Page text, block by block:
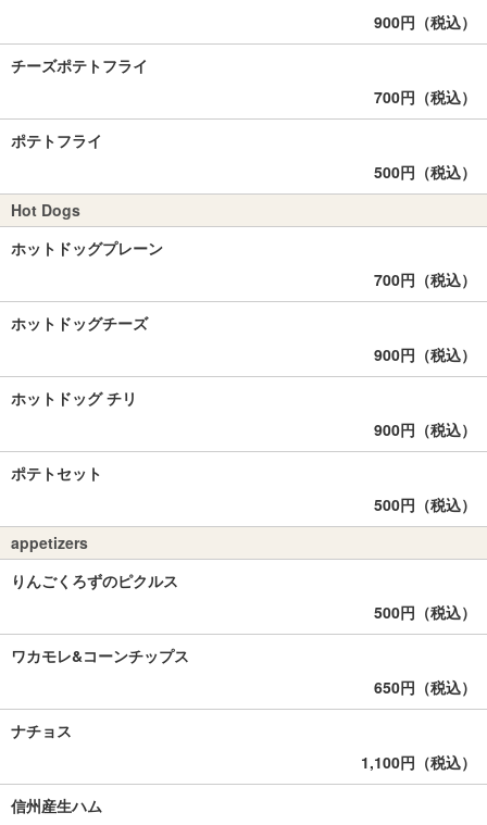
900円（税込）
チーズポテトフライ
700円（税込）
ポテトフライ
500円（税込）
Hot Dogs
ホットドッグプレーン
700円（税込）
ホットドッグチーズ
900円（税込）
ホットドッグ チリ
900円（税込）
ポテトセット
500円（税込）
appetizers
りんごくろずのピクルス
500円（税込）
ワカモレ&コーンチップス
650円（税込）
ナチョス
1,100円（税込）
信州産生ハム